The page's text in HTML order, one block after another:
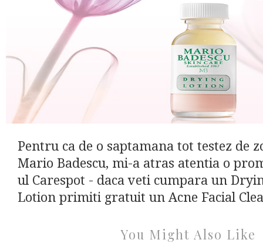
Pentru ca de o saptamana tot testez de
Mario Badescu, mi-a atras atentia o
ul Carespot - daca veti cumpara un
Lotion primiti gratuit un Acne Facial
You Might Also Like